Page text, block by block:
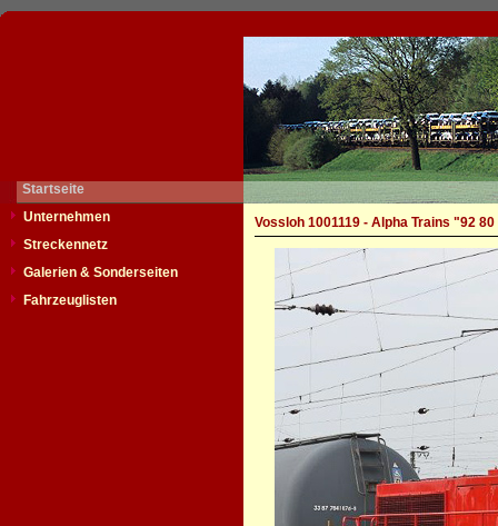
Startseite
Unternehmen
Streckennetz
Galerien & Sonderseiten
Fahrzeuglisten
Vossloh 1001119 - Alpha Trains "92